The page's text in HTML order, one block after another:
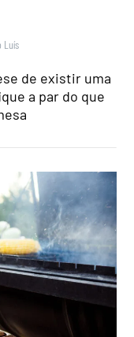
Luís
de existir uma
a par do que